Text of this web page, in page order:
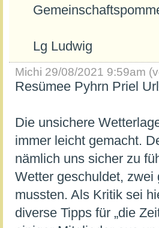
Lg Ludwig
Michi 29/08/2021 9:59am
Resümee Pyhrn Priel
Die unsichere
immer leicht gemacht.
nämlich uns sicher zu
Wetter geschuldet, zwei
mussten. Als Kritik sei
diverse Tipps für „die